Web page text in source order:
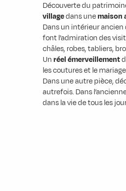
Découverte du
villagedans unemaison
Dans un intérieur
font l’admiration des
châles, robes, tabliers,
Unréel émerveillement
les coutures et le
Dans une autre pièce,
autrefois. Dans
dans la vie de tous les